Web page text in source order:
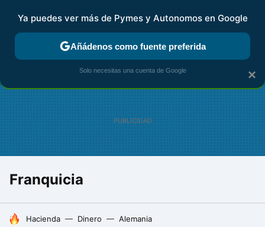
FISCALIDAD Y CONTABILIDAD KIT DIGITAL RENTA
Franquicia
HOY SE HABLA DE
Hacienda Dinero Alemania
×
Ya puedes ver más de Pymes y Autonomos en Google
Añádenos como fuente preferida
Solo necesitas una cuenta de Google